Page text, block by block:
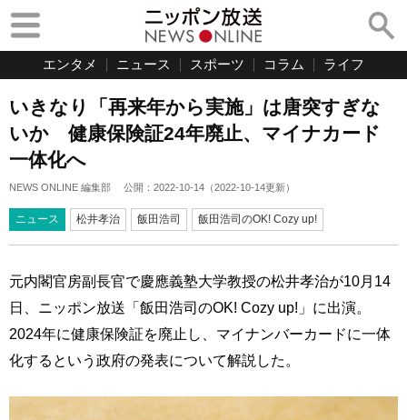
エンタメ ニュース スポーツ コラム ライフ
いきなり「再来年から実施」は唐突すぎな
いか 健康保険証24年廃止、マイナカード
一体化へ
NEWS ONLINE 編集部 公開： 2022-10-14 （2022-10-14更新）
ニュース 松井孝治 飯田浩司 飯田浩司のOK! Cozy up!
元内閣官房副長官で慶應義塾大学教授の松井孝治が10月14
日、ニッポン放送「飯田浩司のOK! Cozy up!」に出演。
2024年に健康保険証を廃止し、マイナンバーカードに一体
化するという政府の発表について解説した。